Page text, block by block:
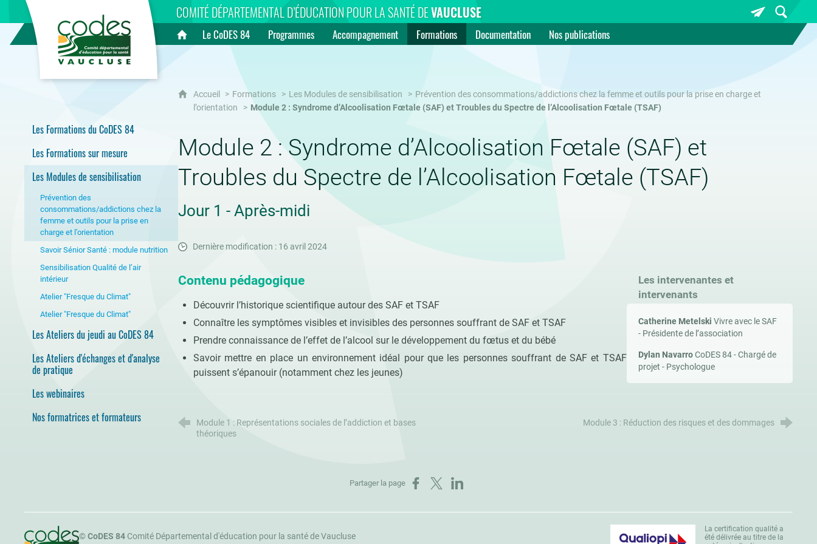
COMITÉ DÉPARTEMENTAL D’ÉDUCATION POUR LA SANTÉ DEVAUCLUSE
Accueil
Le CoDES 84 Programmes Accompagnement Formations Documentation Nos publications
Les Formations du CoDES 84
Les Formations sur mesure
Les Modules de sensibilisation
Prévention des
consommations/addictions chez la
femme et outils pour la prise en
charge et l’orientation
Savoir Sénior Santé : module nutrition
Sensibilisation Qualité de l’air
intérieur
Atelier "Fresque du Climat"
Atelier "Fresque du Climat"
Les Ateliers du jeudi au CoDES 84
Les Ateliers d'échanges et d'analyse
de pratique
Les webinaires
Nos formatrices et formateurs
Accueil Formations Les Modules de sensibilisation
Prévention des consommations/addictions chez la femme et outils pour la prise en charge et
l’orientation
Module 2 : Syndrome d’Alcoolisation Fœtale (SAF) et Troubles du Spectre de l’Alcoolisation Fœtale (TSAF)
Module 2 : Syndrome d’Alcoolisation Fœtale (SAF) et
Troubles du Spectre de l’Alcoolisation Fœtale (TSAF)
Jour 1 - Après-midi
Dernière modification : 16 avril 2024
Contenu pédagogique
Découvrir l’historique scientifique autour des SAF et TSAF
Connaître les symptômes visibles et invisibles des personnes souffrant de SAF et TSAF
Prendre connaissance de l’effet de l’alcool sur le développement du fœtus et du bébé
Savoir mettre en place un environnement idéal pour que les personnes souffrant de SAF et TSAF
puissent s’épanouir (notamment chez les jeunes)
Les intervenantes et
intervenants
Catherine Metelski Vivre avec le SAF
- Présidente de l’association
Dylan NavarroCoDES 84 - Chargé de
projet - Psychologue
Module 1 : Représentations sociales de l’addiction et bases
théoriques
Module 3 : Réduction des risques et des dommages
Partager la page Partager sur Facebook
Partager sur XPartager sur LinkedIn
CoDES 84
©CoDES 84 Comité Départemental d'éducation pour la santé de Vaucluse
La certification qualité a
été délivrée au titre de la